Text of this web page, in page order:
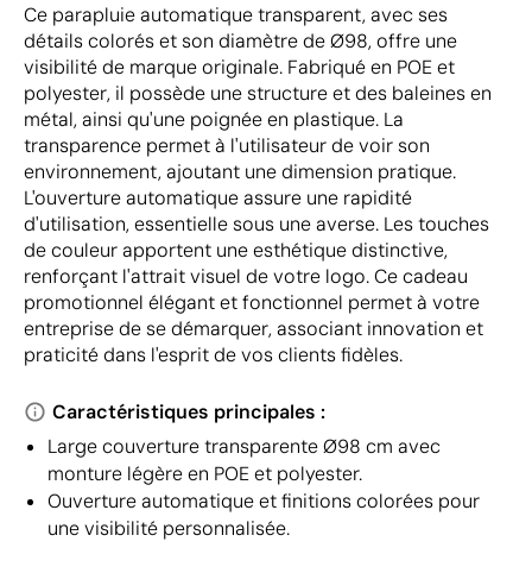
Ce parapluie automatique transparent, avec ses
détails colorés et son diamètre de Ø98, offre une
visibilité de marque originale. Fabriqué en POE et
polyester, il possède une structure et des baleines en
métal, ainsi qu'une poignée en plastique. La
transparence permet à l'utilisateur de voir son
environnement, ajoutant une dimension pratique.
L'ouverture automatique assure une rapidité
d'utilisation, essentielle sous une averse. Les touches
de couleur apportent une esthétique distinctive,
renforçant l'attrait visuel de votre logo. Ce cadeau
promotionnel élégant et fonctionnel permet à votre
entreprise de se démarquer, associant innovation et
praticité dans l'esprit de vos clients fidèles.
Caractéristiques principales :
Large couverture transparente Ø98 cm avec
monture légère en POE et polyester.
Ouverture automatique et finitions colorées pour
une visibilité personnalisée.